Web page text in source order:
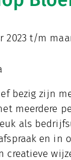
t/m
bezig zijn
meerdere
als
en in
creatieve